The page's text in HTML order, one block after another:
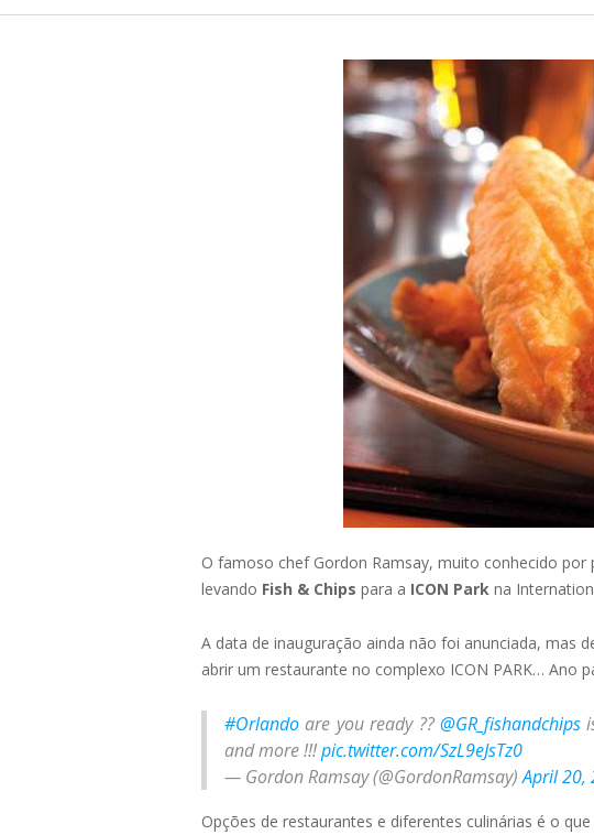
O famoso chef Gordon Ramsay, muito conhecido por
levando Fish & Chips para a ICON Park na
A data de inauguração ainda não foi anunciada, mas
abrir um restaurante no complexo ICON PARK… Ano
#Orlando are you ready ?? @GR_fishandchips
and more !!!pic.twitter.com/SzL9eJsTz0
— Gordon Ramsay (@GordonRamsay)April 20,
Opções de restaurantes e diferentes culinárias é o